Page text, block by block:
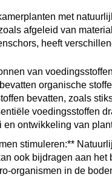
met
afgeleid van
heeft
van
organische
bevatten, zoals
voedingsstoffen
en ontwikkeling van
stimuleren:**
ook bijdragen aan het
organismen in de